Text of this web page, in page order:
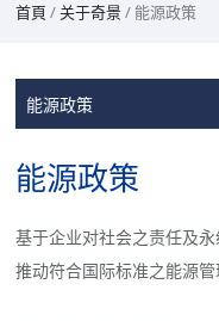
首頁 /关于奇景/ 能源政策
能源政策
能源政策
基于企业对社会之责任及
推动符合国际标准之能源管